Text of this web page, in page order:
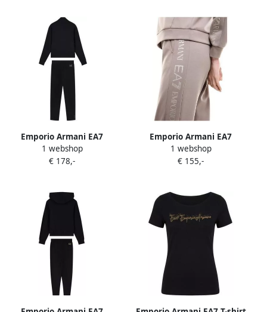
Emporio Armani EA7
Trainingspak 7W001518
AF12501
1 webshop
€ 178,-
Emporio Armani EA7
Trainingspak TRACKSUIT
7W000789 AF18880
1 webshop
€ 155,-